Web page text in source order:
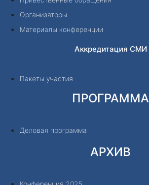
Организаторы
Материалы конференции
Аккредитация СМИ
Пакеты участия
ПРОГРАММА
Деловая программа
АРХИВ